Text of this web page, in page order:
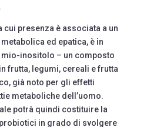
cui presenza è associata a un
ed epatica, è in
inositolo – un composto
frutta, legumi, cereali e frutta
già noto per gli effetti
metaboliche dell’uomo.
potrà quindi costituire la
in grado di svolgere